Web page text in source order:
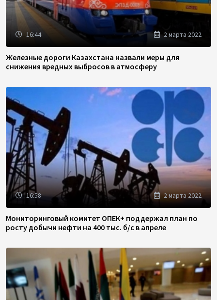
16:44 2 марта 2022
Железные дороги Казахстана назвали меры для
снижения вредных выбросов в атмосферу
16:58 2 марта 2022
Мониторинговый комитет ОПЕК+ поддержал план по
росту добычи нефти на 400 тыс. б/с в апреле